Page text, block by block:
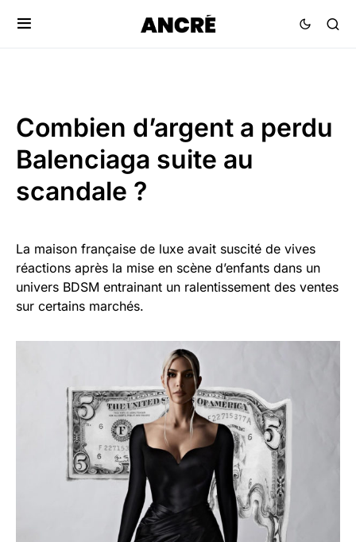
Combien d’argent a perdu
Balenciaga suite au
scandale ?
La maison française de luxe avait suscité de vives
réactions après la mise en scène d’enfants dans un
univers BDSM entrainant un ralentissement des ventes
sur certains marchés.